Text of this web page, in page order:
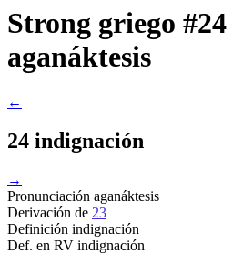
Strong griego #24
aganáktesis
←
24 indignación
→
Pronunciación aganáktesis
Derivación de 23
Definición indignación
Def. en RV indignación